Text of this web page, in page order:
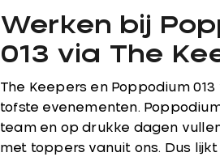
Werken bij
013 via The
The Keepers en Poppodium
tofste evenementen.
team en op drukke dagen
met toppers vanuit ons. Dus